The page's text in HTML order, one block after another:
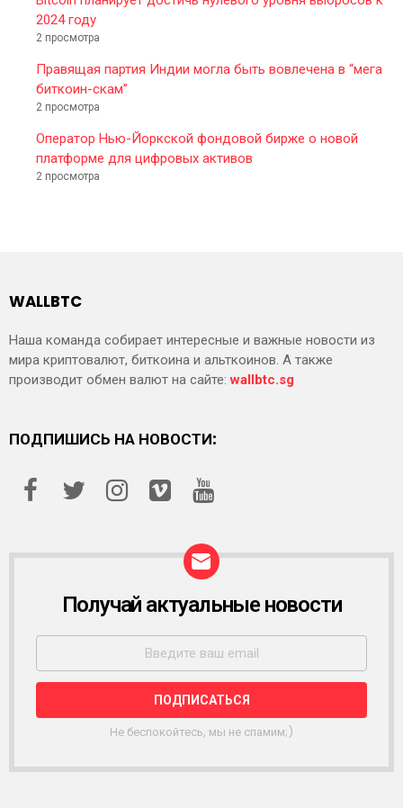
2024 году
2 просмотра
Правящая партия Индии могла быть вовлечена в “мега
биткоин-скам”
2 просмотра
Оператор Нью-Йоркской фондовой бирже о новой
платформе для цифровых активов
2 просмотра
WALLBTC
Наша команда собирает интересные и важные новости из
мира криптовалют, биткоина и альткоинов. А также
производит обмен валют на сайте:wallbtc.sg
ПОДПИШИСЬ НА НОВОСТИ:
С
Ы
Л
К
Получай актуальные новости
Не беспокойтесь, мы не спамим;)